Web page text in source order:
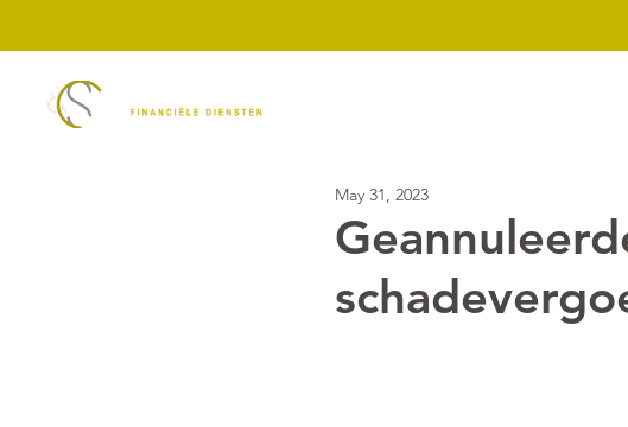
May 31, 2023